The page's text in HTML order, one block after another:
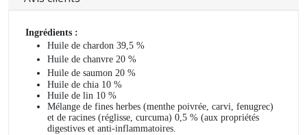
Ingrédients :
Huile de chardon 39,5 %
Huile de chanvre 20 %
Huile de saumon 20 %
Huile de chia 10 %
Huile de lin 10 %
Mélange de fines herbes (menthe poivrée, carvi, fenugrec)
et de racines (réglisse, curcuma) 0,5 % (aux propriétés
digestives et anti-inflammatoires.